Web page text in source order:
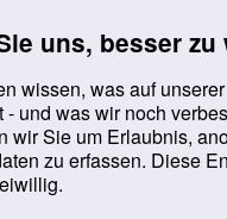
uns, besser zu
wissen, was auf
- und was wir noch
wir Sie um Erlaubnis,
zu erfassen. Diese
hier:Aktuelle